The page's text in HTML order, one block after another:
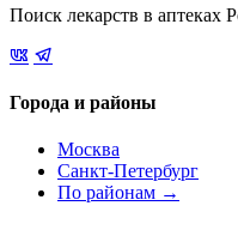
Поиск лекарств в аптеках
Города и районы
Москва
Санкт-Петербург
По районам →